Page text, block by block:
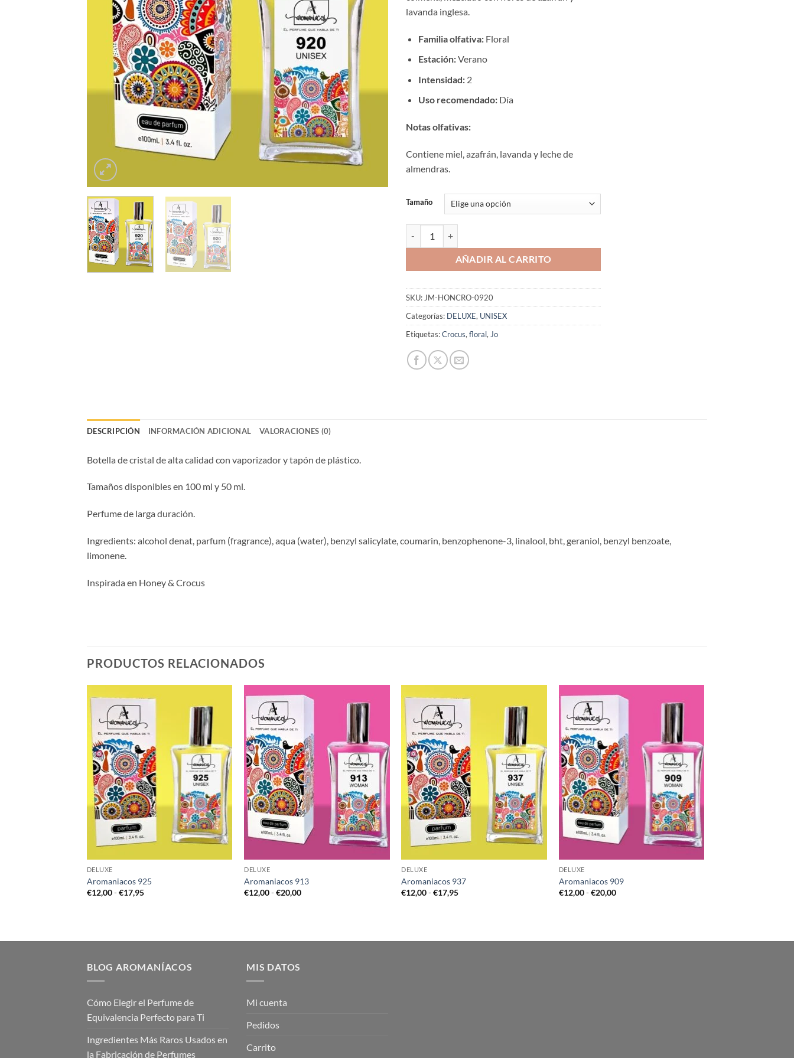
lavanda inglesa.
Familia olfativa:Floral
Estación:Verano
Intensidad:2
Uso recomendado:Día
Notas olfativas:
Contiene miel, azafrán, lavanda y leche de
almendras.
Tamaño
AÑADIR AL CARRITO
SKU: JM-HONCRO-0920
Categorías: DELUXE, UNISEX
Etiquetas:Crocus, floral, Jo
DESCRIPCIÓN INFORMACIÓN ADICIONAL VALORACIONES (0)
Botella de cristal de alta calidad con vaporizador y tapón de plástico.
Tamaños disponibles en 100 ml y 50 ml.
Perfume de larga duración.
Ingredients: alcohol denat, parfum (fragrance), aqua (water), benzyl salicylate, coumarin, benzophenone-3, linalool, bht, geraniol, benzyl benzoate,
limonene.
Inspirada en Honey & Crocus
PRODUCTOS RELACIONADOS
DELUXE
Aromaniacos 925
€12,00-€17,95Rango
€17,95
DELUXE
Aromaniacos 913
€12,00-€20,00Rango
€20,00
DELUXE
Aromaniacos 937
€12,00-€17,95Rango
€17,95
DELUXE
Aromaniacos 909
€12,00 - €20,00Rango
€20,00
BLOG AROMANÍACOS
Cómo Elegir el Perfume de
Equivalencia Perfecto para Ti
Ingredientes Más Raros Usados en
la Fabricación de Perfumes
MIS DATOS
Mi cuenta
Pedidos
Carrito